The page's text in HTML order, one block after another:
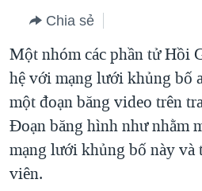
chính
điều
hướng
chính
Đi
tới
"Tìm"
BLOG
DIỄN ĐÀN
MỤC
TỰ DO BÁO CHÍ
VẠCH TRẦN TIN GIẢ
NGƯỜI VIỆT HẢI NGOẠI
CHUYÊN ĐỀ
CHIẾN TRANH THƯƠNG MẠI
TẠI
HỌC TIẾNG ANH
VIDEO
Chia sẻ
Một nhóm các phần tử Hồi
hệ với mạng lưới khủng bố
một đoạn băng video trên
Đoạn băng hình như nhằm
mạng lưới khủng bố này và
viên.